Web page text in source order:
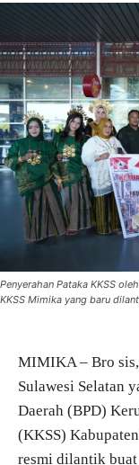
Penyerahan Pataka KKSS
KKSS Mimika yang baru
MIMIKA – Bro sis,
Sulawesi Selatan
Daerah (BPD)
(KKSS)
resmi dilantik